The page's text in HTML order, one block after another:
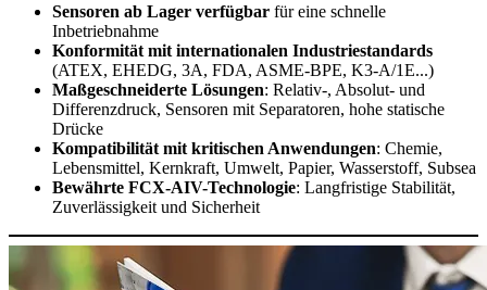
Sensoren ab Lager verfügbar für eine schnelle
Inbetriebnahme
Konformität mit internationalen Industriestandards
(ATEX, EHEDG, 3A, FDA, ASME-BPE, K3-A/1E...)
Maßgeschneiderte Lösungen: Relativ-, Absolut- und
Differenzdruck, Sensoren mit Separatoren, hohe statische
Drücke
Kompatibilität mit kritischen Anwendungen: Chemie,
Lebensmittel, Kernkraft, Umwelt, Papier, Wasserstoff, Subsea
Bewährte FCX-AIV-Technologie: Langfristige Stabilität,
Zuverlässigkeit und Sicherheit